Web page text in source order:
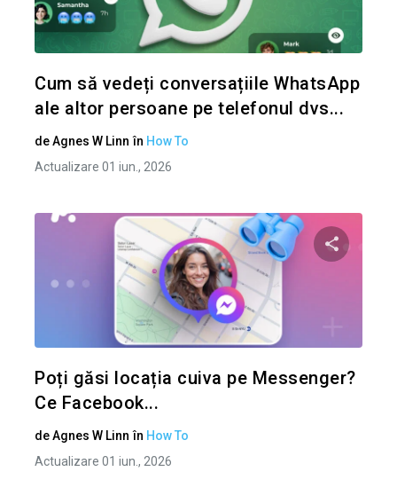
Cum să vedeți conversațiile WhatsApp
ale altor persoane pe telefonul dvs...
deAgnes W Linn în How To
Actualizare 01 iun., 2026
Poți găsi locația cuiva pe Messenger?
Ce Facebook...
deAgnes W Linn în How To
Actualizare 01 iun., 2026